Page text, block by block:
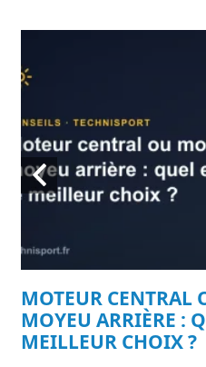
MOTEUR CENTRAL
MOYEU ARRIÈRE :
MEILLEUR CHOIX ?